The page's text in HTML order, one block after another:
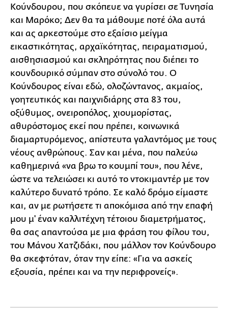
Κούνδουρου, που σκόπευε να γυρίσει σε Τυνησία
και Μαρόκο; Δεν θα τα μάθουμε ποτέ όλα αυτά
και ας αρκεστούμε στο εξαίσιο μείγμα
εικαστικότητας, αρχαϊκότητας, πειραματισμού,
αισθησιασμού και σκληρότητας που διέπει το
κουνδουρικό σύμπαν στο σύνολό του. Ο
Κούνδουρος είναι εδώ, ολοζώντανος, ακμαίος,
γοητευτικός και παιχνιδιάρης στα 83 του,
οξύθυμος, ονειροπόλος, χιουμορίστας,
αθυρόστομος εκεί που πρέπει, κοινωνικά
διαμαρτυρόμενος, απίστευτα γαλαντόμος με τους
νέους ανθρώπους. Σαν και μένα, που παλεύω
καθημερινά «να βρω το κουμπί του», που λένε,
ώστε να τελειώσει κι αυτό το ντοκιμαντέρ με τον
καλύτερο δυνατό τρόπο. Σε καλό δρόμο είμαστε
και, αν με ρωτήσετε τι αποκόμισα από την επαφή
μου μ' έναν καλλιτέχνη τέτοιου διαμετρήματος,
θα σας απαντούσα με μια φράση του φίλου του,
του Μάνου Χατζιδάκι, που μάλλον τον Κούνδουρο
θα σκεφτόταν, όταν την είπε: «Για να ασκείς
εξουσία, πρέπει και να την περιφρονείς».